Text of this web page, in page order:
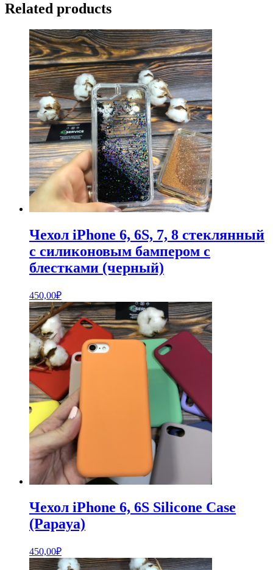
Related products
Чехол iPhone 6, 6S, 7, 8 стеклянный
с силиконовым бампером с
блестками (черный)
450,00₽
Чехол iPhone 6, 6S Silicone Case
(Papaya)
450,00₽